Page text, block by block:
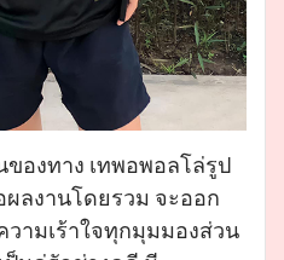
องทาง เทพอพอลโล่รูป
ลงานโดยรวม จะออก
วามเร้าใจทุกมุมมองส่วน